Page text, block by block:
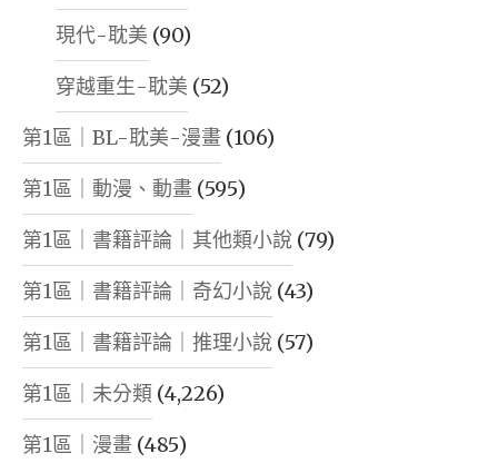
現代-耽美 (90)
穿越重生-耽美 (52)
第1區｜BL-耽美-漫畫 (106)
第1區｜動漫、動畫 (595)
第1區｜書籍評論｜其他類小說 (79)
第1區｜書籍評論｜奇幻小說 (43)
第1區｜書籍評論｜推理小說 (57)
第1區｜未分類 (4,226)
第1區｜漫畫 (485)